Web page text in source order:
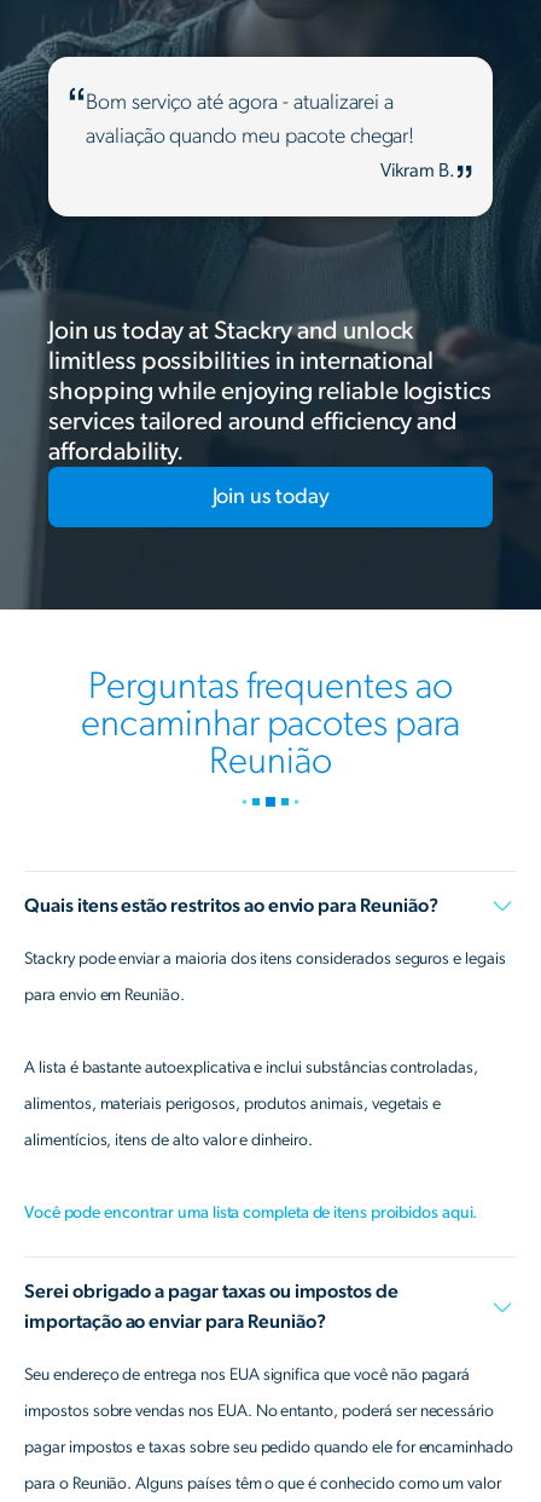
Bom serviço até agora - atualizarei a
avaliação quando meu pacote chegar!
Vikram B.
Join us today at Stackry and unlock
limitless possibilities in international
shopping while enjoying reliable logistics
services tailored around efficiency and
affordability.
Join us today
Perguntas frequentes ao
encaminhar pacotes para
Reunião
Quais itens estão restritos ao envio para Reunião?
Stackry pode enviar a maioria dos itens considerados seguros e legais
para envio em Reunião.
A lista é bastante autoexplicativa e inclui substâncias controladas,
alimentos, materiais perigosos, produtos animais, vegetais e
alimentícios, itens de alto valor e dinheiro.
Você pode encontrar uma lista completa de itens proibidos aqui.
Serei obrigado a pagar taxas ou impostos de
importação ao enviar para Reunião?
Seu endereço de entrega nos EUA significa que você não pagará
impostos sobre vendas nos EUA. No entanto, poderá ser necessário
pagar impostos e taxas sobre seu pedido quando ele for encaminhado
para o Reunião. Alguns países têm o que é conhecido como um valor